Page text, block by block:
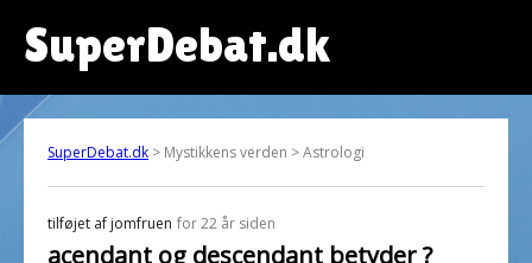
SuperDebat.dk
SuperDebat.dk > Mystikkens verden > Astrologi
tilføjet af jomfruen for 22 år siden
acendant og descendant betyder ?